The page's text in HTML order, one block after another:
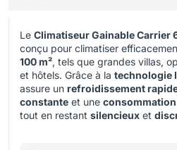
Le Climatiseur Gainable Carrier
conçu pour climatiser
100 m², tels que grandes villas,
et hôtels. Grâce à la technologie
assure un refroidissement
constante et une
tout en restant silencieux et